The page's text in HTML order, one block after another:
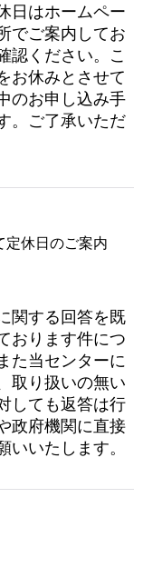
日はホームペー
でご案内してお
認ください。こ
お休みとさせて
のお申し込み手
。ご了承いただ
定休日のご案内
関する回答を既
おります件につ
た当センターに
取り扱いの無い
しても返答は行
政府機関に直接
いたします。